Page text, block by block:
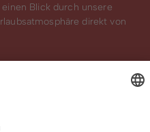
Blick durch unsere
direkt von